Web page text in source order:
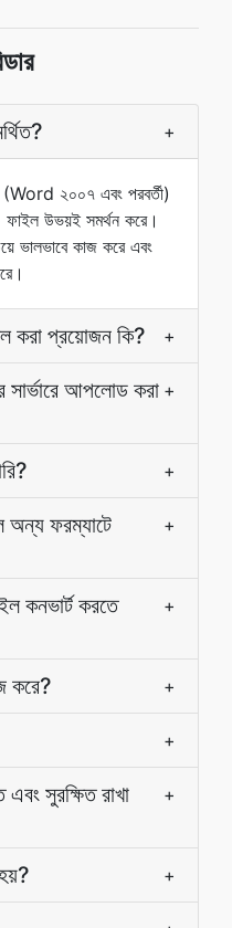
+
২০০৭ এবং পরবর্তী)
উভয়ই সমর্থন করে।
ভালভাবে কাজ করে এবং
প্রয়োজন কি? +
আপলোড করা +
+
ফরম্যাটে
+
কনভার্ট করতে
+
করে? +
+
সুরক্ষিত রাখা
+
+